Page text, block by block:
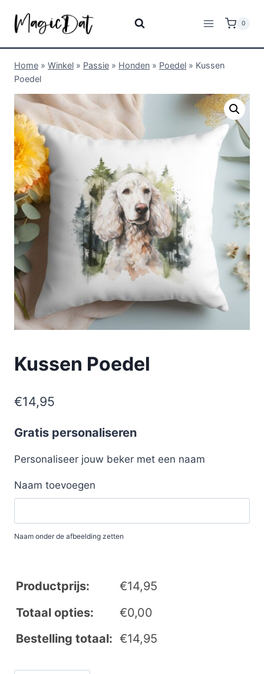
0
Home » Winkel » Passie » Honden » Poedel » Kussen
Poedel
Kussen Poedel
€14,95
Gratis personaliseren
Personaliseer jouw beker met een naam
Naam toevoegen
Naam onder de afbeelding zetten
Productprijs: €14,95
Totaal opties:
€0,00
Bestelling totaal: €14,95